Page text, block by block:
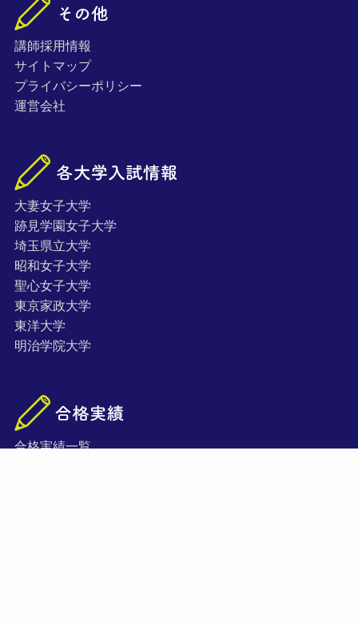
講師採用情報
サイトマップ
プライバシーポリシー
運営会社
大妻女子大学
跡見学園女子大学
埼玉県立大学
昭和女子大学
聖心女子大学
東京家政大学
東洋大学
明治学院大学
合格実績一覧